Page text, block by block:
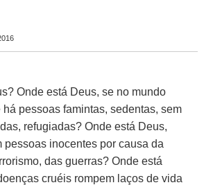
Onde está Deus, se no mundo
há pessoas famintas, sedentas, sem
refugiadas? Onde está Deus,
pessoas inocentes por causa da
das guerras? Onde está
cruéis rompem laços de vida